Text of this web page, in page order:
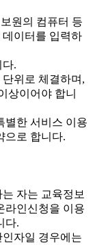
원의 컴퓨터 등
이터를 입력하
다.
위로 체결하며,
상이어야 합니
한 서비스 이용
으로 합니다.
자는 교육정보
라인신청을 이용
다.
자일 경우에는